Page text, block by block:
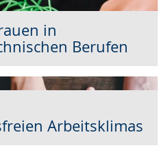
in
Berufen
Arbeitsklimas